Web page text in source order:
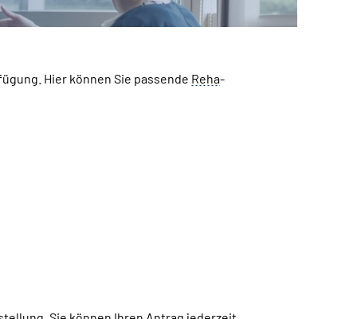
Hier können Sie passende Reha-